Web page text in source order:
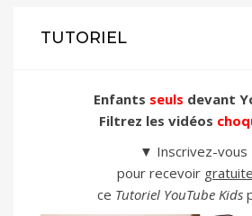
TUTORIEL
Enfants seuls devant
Filtrez les vidéos
▼ Inscrivez-
pour recevoir
ce Tutoriel YouTube Kids